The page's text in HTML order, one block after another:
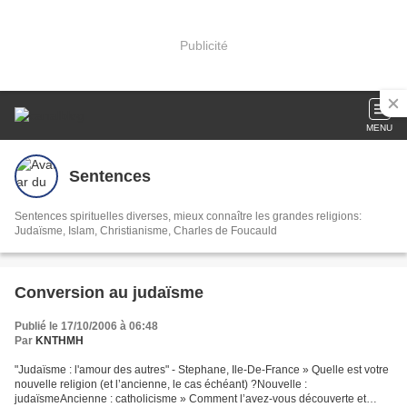
Publicité
MENU
Sentences
Sentences spirituelles diverses, mieux connaître les grandes religions:
Judaïsme, Islam, Christianisme, Charles de Foucauld
Conversion au judaïsme
Publié le 17/10/2006 à 06:48
Par KNTHMH
"Judaïsme : l'amour des autres" - Stephane, Ile-De-France » Quelle est votre
nouvelle religion (et l’ancienne, le cas échéant) ?Nouvelle :
judaïsmeAncienne : catholicisme » Comment l’avez-vous découverte et